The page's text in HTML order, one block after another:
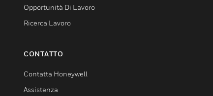
Opportunità Di Lavoro
Ricerca Lavoro
CONTATTO
Contatta Honeywell
Assistenza